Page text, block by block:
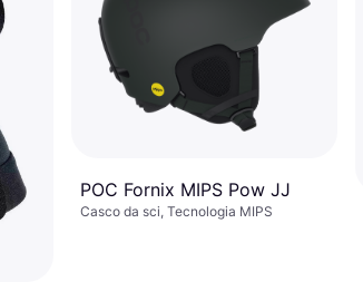
POC Fornix MIPS Pow JJ
Casco da sci, Tecnologia MIPS